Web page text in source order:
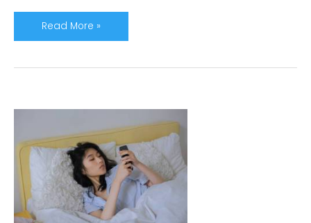
Read More »
estándar
para
camas
individuales